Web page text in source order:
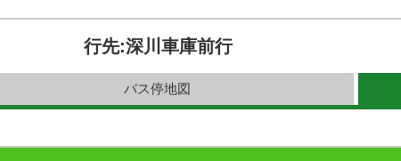
行先:深川車庫前行
バス停地図